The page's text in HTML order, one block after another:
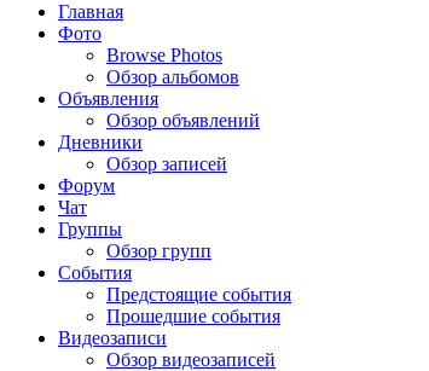
Главная
Фото
Browse Photos
Обзор альбомов
Объявления
Обзор объявлений
Дневники
Обзор записей
Форум
Чат
Группы
Обзор групп
События
Предстоящие события
Прошедшие события
Видеозаписи
Обзор видеозаписей